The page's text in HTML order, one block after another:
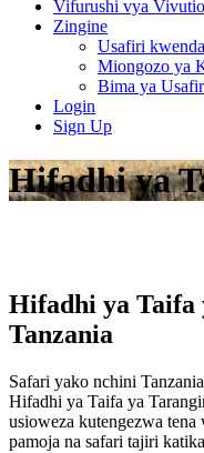
Vifurushi vya Vivutio
Zingine
Usafiri
Miongozo ya
Bima ya
Login
Sign Up
Hifadhi ya
Hifadhi ya Taifa
Tanzania
Safari yako nchini
Hifadhi ya Taifa ya
usioweza kutengezwa tena
pamoja na safari tajiri